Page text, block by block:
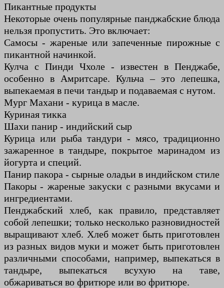
Пикантные продукты
Некоторые очень популярные панджабские блюда
нельзя пропустить. Это включает:
Самосы - жареные или запеченные пирожные с
пикантной начинкой.
Кулча с Пинди Чхоле - известен в Пенджабе,
особенно в Амритсаре. Кульча – это лепешка,
выпекаемая в печи тандыр и подаваемая с нутом.
Мург Махани - курица в масле.
Куриная тикка
Шахи панир - индийский сыр
Курица или рыба тандури - мясо, традиционно
зажаренное в тандыре, покрытое маринадом из
йогурта и специй.
Панир пакора - сырные оладьи в индийском стиле
Пакоры - жареные закуски с разными вкусами и
ингредиентами.
Пенджабский хлеб, как правило, представляет
собой лепешки; только несколько разновидностей
выращивают хлеб. Хлеб может быть приготовлен
из разных видов муки и может быть приготовлен
различными способами, например, выпекаться в
тандыре, выпекаться всухую на таве,
обжариваться во фритюре или во фритюре.